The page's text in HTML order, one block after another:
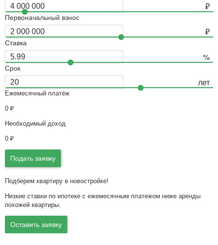
Первоначальный взнос
Ставка
Срок
Ежемесячный платёж
0 ₽
Необходимый доход
0 ₽
Подать заявку
Подберем квартиру в новостройке!
Низкие ставки по ипотеке с ежемесячным платежом ниже аренды
похожей квартиры.
Оставить заявку